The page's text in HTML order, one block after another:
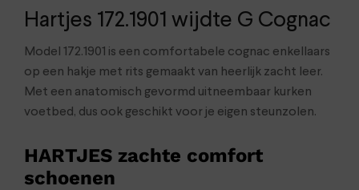
Hartjes 172.1901 wijdte G Cognac
Model 172.1901 is een comfortabele cognac enkellaars
op een hakje met rits gemaakt van heerlijk zacht leer.
Met een anatomisch gevormd uitneembaar kurken
voetbed, dus ook geschikt voor je eigen steunzolen.
HARTJES zachte comfort
schoenen